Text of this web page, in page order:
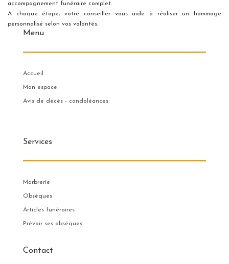
accompagnement funéraire complet.
A chaque étape, votre conseiller vous aide à réaliser un hommage
personnalisé selon vos volontés.
Menu
Accueil
Mon espace
Avis de décès - condoléances
Services
Marbrerie
Obsèques
Articles funéraires
Prévoir ses obsèques
Contact